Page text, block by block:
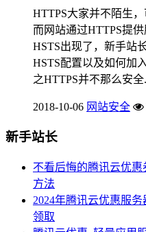
HTTPS大家并不陌生
而网站通过HTTPS提
HSTS出现了，新手站
HSTS配置以及如何加
之HTTPS并不那么安全
2018-10-06 网站安全
新手站长
不看后悔的腾讯云优
方法
2024年腾讯云优惠服
领取